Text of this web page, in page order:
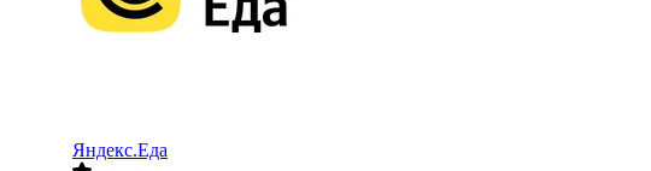
Яндекс.Еда